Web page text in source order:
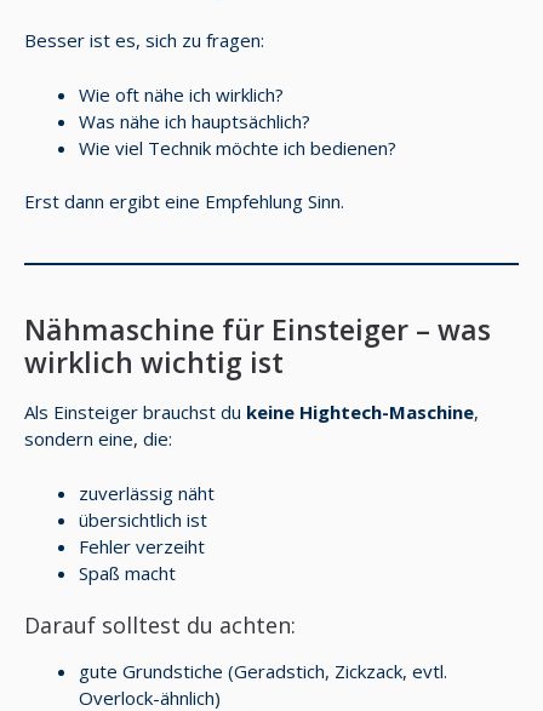
Besser ist es, sich zu fragen:
Wie oft nähe ich wirklich?
Was nähe ich hauptsächlich?
Wie viel Technik möchte ich bedienen?
Erst dann ergibt eine Empfehlung Sinn.
Nähmaschine für Einsteiger – was
wirklich wichtig ist
Als Einsteiger brauchst du keine Hightech-Maschine,
sondern eine, die:
zuverlässig näht
übersichtlich ist
Fehler verzeiht
Spaß macht
Darauf solltest du achten:
gute Grundstiche (Geradstich, Zickzack, evtl.
Overlock-ähnlich)